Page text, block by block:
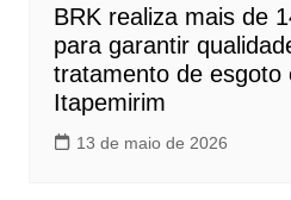
BRK realiza mais de
para garantir
tratamento de esgoto
Itapemirim
13 de maio de 2026